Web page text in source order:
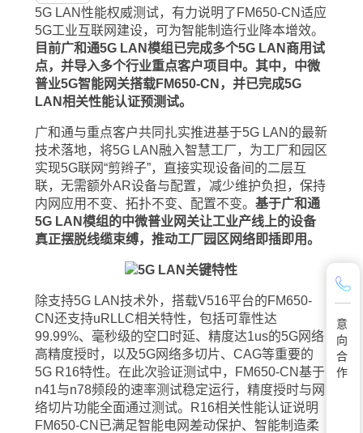
5G LAN性能权威测试，有力说明了FM650-CN适应
5G工业互联网建设，可为智能制造行业降本增效。
目前广和通5G LAN模组已完成多个5G LAN商用试
点，并导入多个行业重点客户项目中。其中，中微
普业5G智能网关搭载FM650-CN，并已完成5G
LAN相关性能认证预测试。
广和通与重点客户共同扎实推进基于5G LAN的最新
技术落地，将5G LAN融入智慧工厂，为工厂和园区
实现5G联网“剪辫子”，直接实现设备间的二层互
联，无需额外AR设备与配置，减少维护负担，保持
内网应用不变、拓扑不变、配置不变。 基于广和通
5G LAN模组的中微普业网关让工业产线上的设备
真正摆脱线缆束缚，推动工厂园区网络即插即用。
除支持5G LAN技术外，搭载V516平台的FM650-
CN还支持uRLLC相关特性，包括可靠性达
99.99%、毫秒级的空口时延、精度达1us的5G网络
高精度授时，以及5G网络多切片、CAG等重要的
5G R16特性。在此次验证测试中，FM650-CN基于
n41与n78频段的速率测试稳定运行，精度授时与网
络切片功能全面通过测试。R16相关性能认证说明
FM650-CN已满足智能电网差动保护、智能制造柔
意
向
合
作